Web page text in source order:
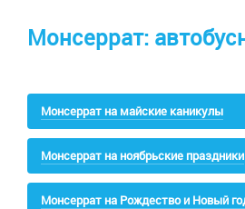
Монсеррат:
Монсеррат на майские каникулы
Монсеррат на ноябрьские праздники
Монсеррат на Рождество и Новый